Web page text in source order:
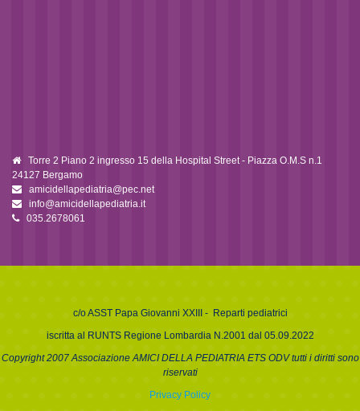
Torre 2 Piano 2 ingresso 15 della Hospital Street - Piazza O.M.S n.1
24127 Bergamo
amicidellapediatria@pec.net
info@amicidellapediatria.it
035.2678061
c/oASST Papa Giovanni XXIII
- Reparti pediatrici
iscritta al RUNTS Regione Lombardia N.2001 dal 05.09.2022
Copyright 2007 Associazione AMICI DELLA PEDIATRIA ETS ODV tutti i diritti sono
riservati
Privacy Policy